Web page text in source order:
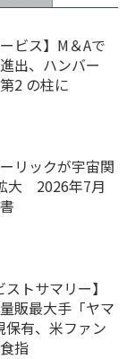
ビス】M＆Aで
出、ハンバー
2 の柱に
リックが宇宙関
大 2026年7月
ストサマリー】
販最大手「ヤマ
保有、米ファン
指